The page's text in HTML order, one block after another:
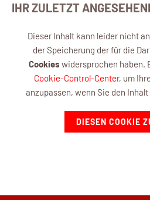
IHR ZULETZT
Dieser Inhalt kann leider nicht
der Speicherung der für die
Cookies widersprochen haben.
Cookie-Control-Center, um
anzupassen, wenn Sie den
DIESEN COOKIE